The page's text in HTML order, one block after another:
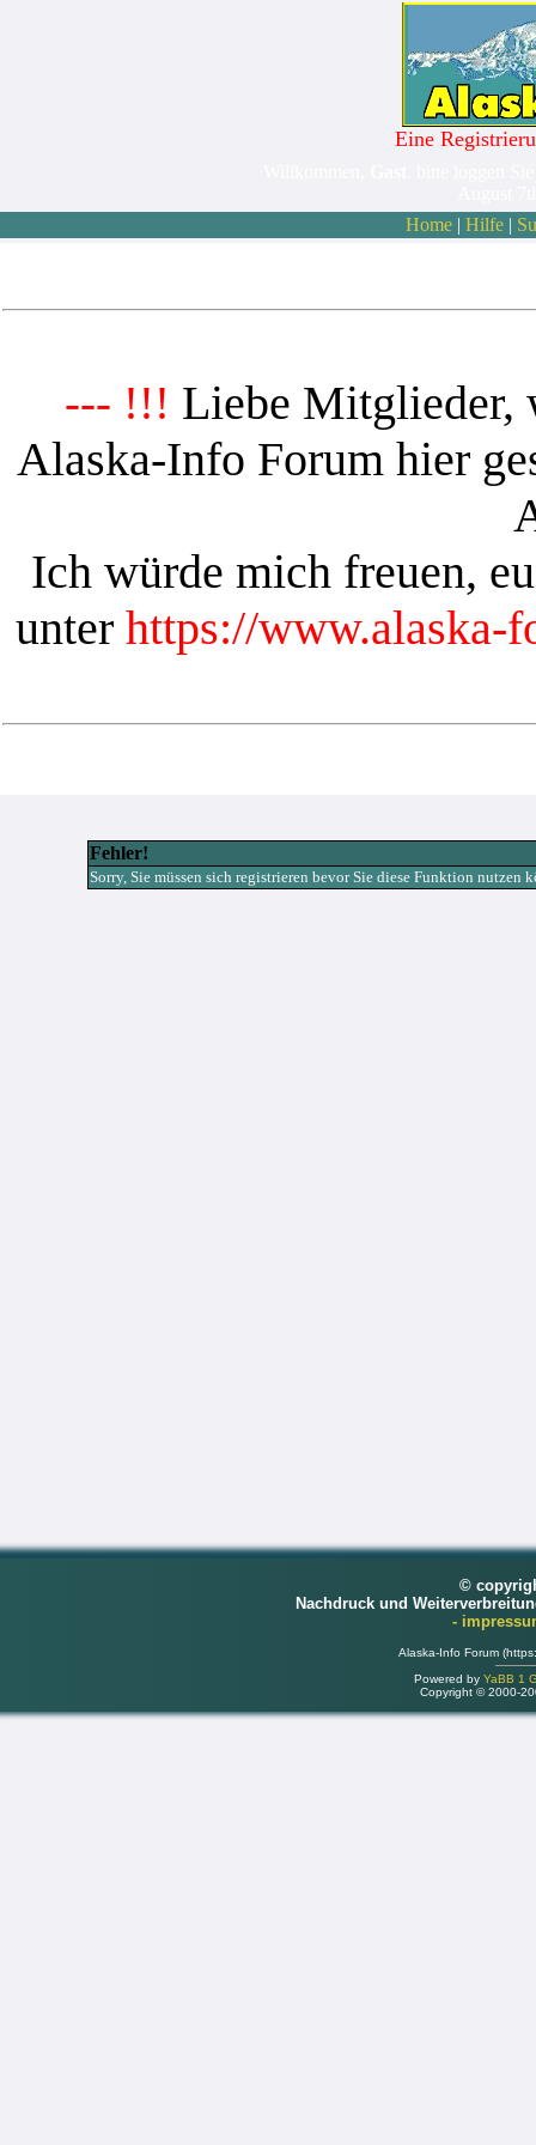
Eine
Home| Hilfe|
--- !!! Liebe Mitglieder,
Alaska-Info Forum hier
Ich würde mich freuen,
unter https://www.alaska-
Fehler!
Sorry, Sie müssen sich registrieren bevor Sie diese Funktion nutzen
©
Nachdruck und
-
Alaska-Info Forum
Powered by YaBB 1
Copyright © 2000-